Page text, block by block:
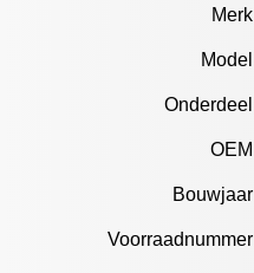
Merk
Model
Onderdeel
OEM
Bouwjaar
Voorraadnummer